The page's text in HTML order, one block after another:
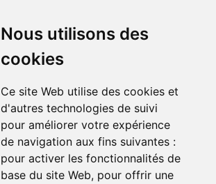
Nous utilisons des
cookies
Ce site Web utilise des cookies et
d'autres technologies de suivi
pour améliorer votre expérience
de navigation aux fins suivantes :
pour activer les fonctionnalités de
base du site Web, pour offrir une